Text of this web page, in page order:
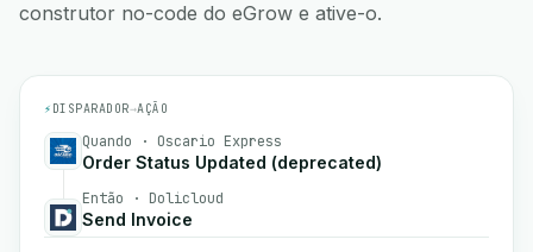
construtor no-code do eGrow e ative-o.
⚡ DISPARADOR→AÇÃO
Quando · Oscario Express
Order Status Updated (deprecated)
Então · Dolicloud
Send Invoice